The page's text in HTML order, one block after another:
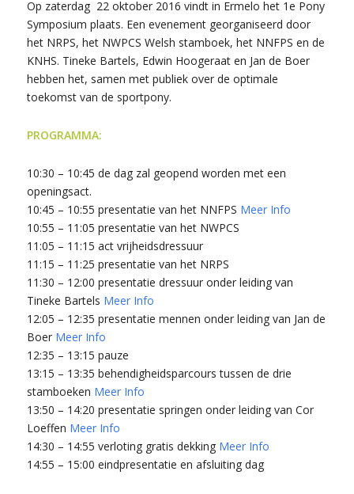
Op zaterdag 22 oktober 2016 vindt in Ermelo het 1e Pony
Symposium plaats. Een evenement georganiseerd door
het NRPS, het NWPCS Welsh stamboek, het NNFPS en de
KNHS. Tineke Bartels, Edwin Hoogeraat en Jan de Boer
hebben het, samen met publiek over de optimale
toekomst van de sportpony.
PROGRAMMA:
10:30 – 10:45 de dag zal geopend worden met een
openingsact.
10:45 – 10:55 presentatie van het NNFPS Meer Info
10:55 – 11:05 presentatie van het NWPCS
11:05 – 11:15 act vrijheidsdressuur
11:15 – 11:25 presentatie van het NRPS
11:30 – 12:00 presentatie dressuur onder leiding van
Tineke Bartels Meer Info
12:05 – 12:35 presentatie mennen onder leiding van Jan de
Boer Meer Info
12:35 – 13:15 pauze
13:15 – 13:35 behendigheidsparcours tussen de drie
stamboeken Meer Info
13:50 – 14:20 presentatie springen onder leiding van Cor
Loeffen Meer Info
14:30 – 14:55 verloting gratis dekking Meer Info
14:55 – 15:00 eindpresentatie en afsluiting dag